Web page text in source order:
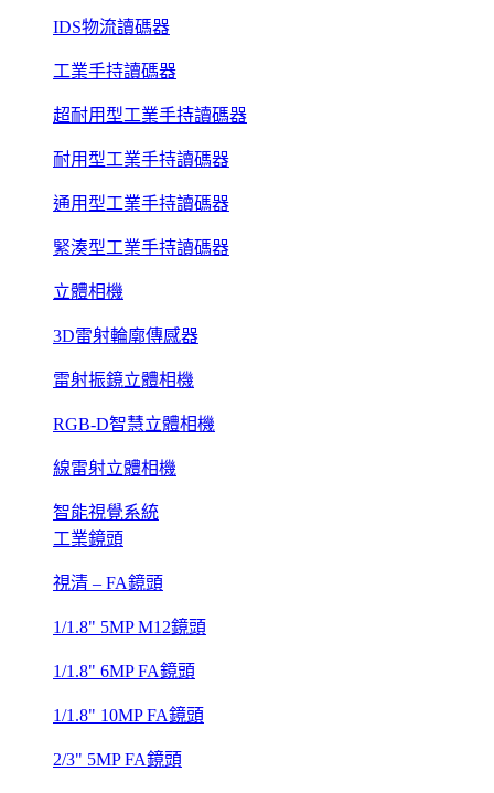
IDS物流讀碼器
工業手持讀碼器
超耐用型工業手持讀碼器
耐用型工業手持讀碼器
通用型工業手持讀碼器
緊湊型工業手持讀碼器
立體相機
3D雷射輪廓傳感器
雷射振鏡立體相機
RGB-D智慧立體相機
線雷射立體相機
智能視覺系統
工業鏡頭
視清 – FA鏡頭
1/1.8" 5MP M12鏡頭
1/1.8" 6MP FA鏡頭
1/1.8" 10MP FA鏡頭
2/3" 5MP FA鏡頭